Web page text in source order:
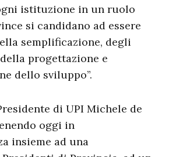
istituzione in un ruolo
si candidano ad essere
semplificazione, degli
progettazione e
dello sviluppo”.
di UPI Michele de
oggi in
insieme ad una